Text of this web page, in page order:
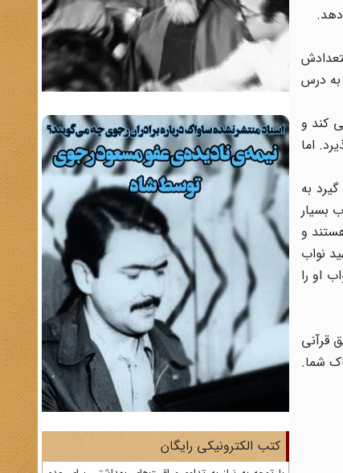
به درس
کند و
اما
به
بسیار
و
نواب
او را
قرآنی
شما.
کتب الکترونیکی رایگان